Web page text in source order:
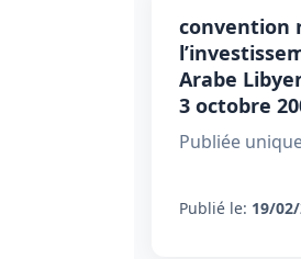
convention
Arabe
3 octobre
Publiée
Publié le: 19/